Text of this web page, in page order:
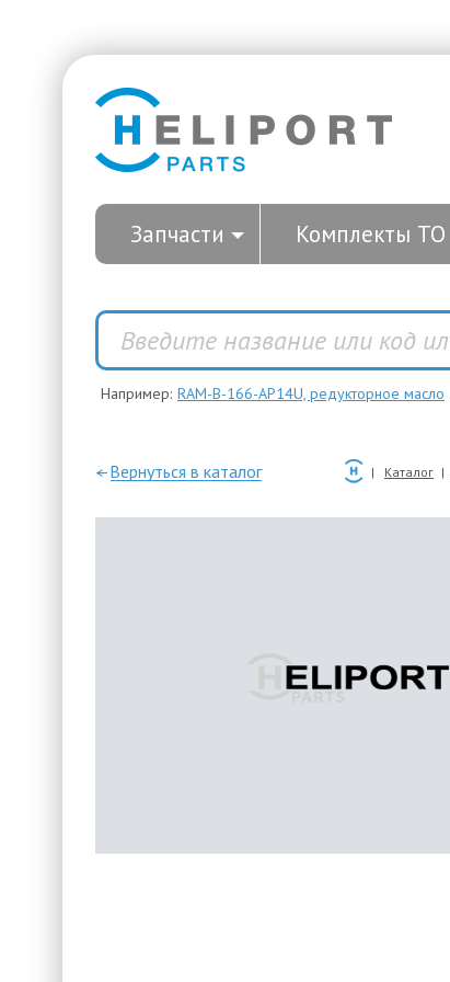
Запчасти Комплекты ТО
Например: RAM-B-166-AP14U, редукторное масло
—Вернуться в каталог Каталог